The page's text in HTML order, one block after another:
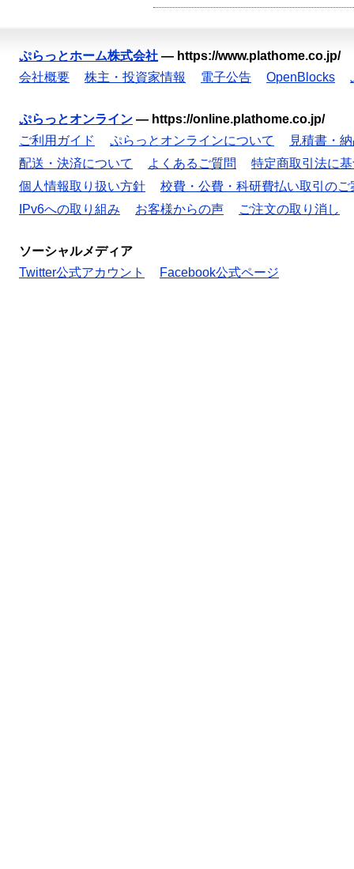
ぷらっとホーム株式会社 — https://www.plathome.co.jp/
会社概要
株主・投資家情報 電子公告 OpenBlocks
ぷらっとオンライン — https://online.plathome.co.jp/
ご利用ガイド
ぷらっとオンラインについて
見積書・
配送・決済について
よくあるご質問
特定商取引法に
個人情報取り扱い方針
校費・公費・科研費払い取引のご
IPv6への取り組み
お客様からの声 ご注文の取り消し
ソーシャルメディア
Twitter公式アカウント
Facebook公式ページ